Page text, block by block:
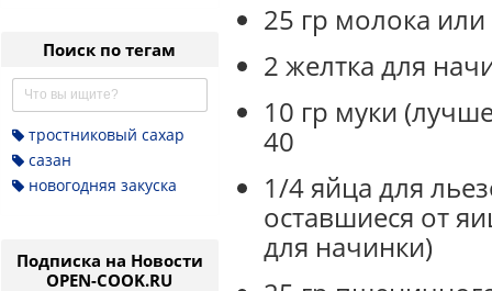
Поиск по тегам
тростниковый сахар
сазан
новогодняя закуска
Подписка на Новости
OPEN-COOK.RU
25 гр молока
2 желтка для
10 гр муки
40
1/4 яйца для
оставшиеся от
для начинки)